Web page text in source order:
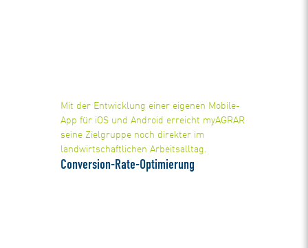
Mit der Entwicklung einer eigenen Mobile-
App für iOS und Android erreicht myAGRAR
seine Zielgruppe noch direkter im
landwirtschaftlichen Arbeitsalltag.
Conversion-Rate-Optimierung